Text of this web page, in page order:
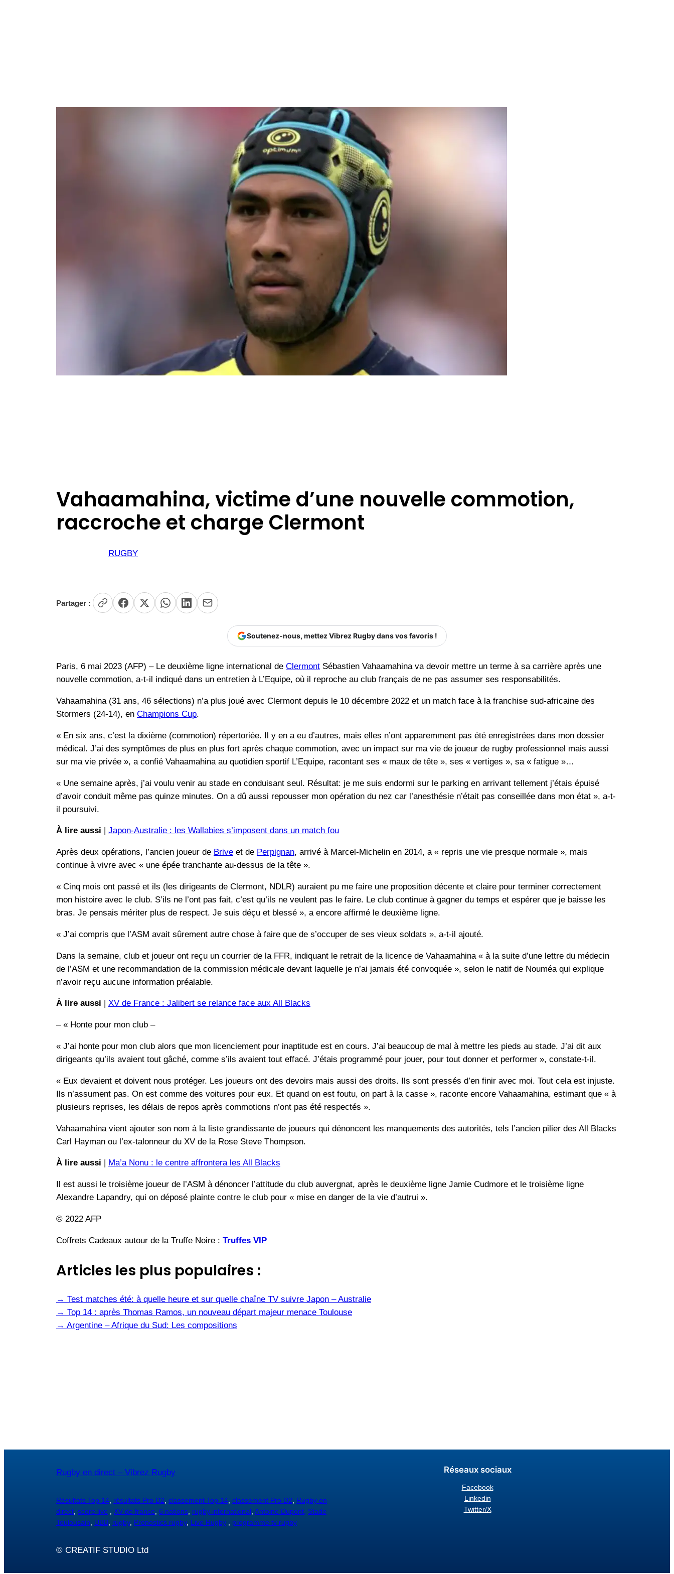
Vahaamahina, victime d’une nouvelle commotion,
raccroche et charge Clermont
RUGBY
Partager :
Soutenez-nous, mettez Vibrez Rugby dans vos favoris !
Paris, 6 mai 2023 (AFP) – Le deuxième ligne international de Clermont Sébastien Vahaamahina va devoir mettre un terme à sa carrière après une
nouvelle commotion, a-t-il indiqué dans un entretien à L’Equipe, où il reproche au club français de ne pas assumer ses responsabilités.
Vahaamahina (31 ans, 46 sélections) n’a plus joué avec Clermont depuis le 10 décembre 2022 et un match face à la franchise sud-africaine des
Stormers (24-14), en Champions Cup.
« En six ans, c’est la dixième (commotion) répertoriée. Il y en a eu d’autres, mais elles n’ont apparemment pas été enregistrées dans mon dossier
médical. J’ai des symptômes de plus en plus fort après chaque commotion, avec un impact sur ma vie de joueur de rugby professionnel mais aussi
sur ma vie privée », a confié Vahaamahina au quotidien sportif L’Equipe, racontant ses « maux de tête », ses « vertiges », sa « fatigue »…
« Une semaine après, j’ai voulu venir au stade en conduisant seul. Résultat: je me suis endormi sur le parking en arrivant tellement j’étais épuisé
d’avoir conduit même pas quinze minutes. On a dû aussi repousser mon opération du nez car l’anesthésie n’était pas conseillée dans mon état », a-t-
il poursuivi.
À lire aussi Japon-Australie : les Wallabies s’imposent dans un match fou
Après deux opérations, l’ancien joueur de Brive et de Perpignan, arrivé à Marcel-Michelin en 2014, a « repris une vie presque normale », mais
continue à vivre avec « une épée tranchante au-dessus de la tête ».
« Cinq mois ont passé et ils (les dirigeants de Clermont, NDLR) auraient pu me faire une proposition décente et claire pour terminer correctement
mon histoire avec le club. S’ils ne l’ont pas fait, c’est qu’ils ne veulent pas le faire. Le club continue à gagner du temps et espérer que je baisse les
bras. Je pensais mériter plus de respect. Je suis déçu et blessé », a encore affirmé le deuxième ligne.
« J’ai compris que l’ASM avait sûrement autre chose à faire que de s’occuper de ses vieux soldats », a-t-il ajouté.
Dans la semaine, club et joueur ont reçu un courrier de la FFR, indiquant le retrait de la licence de Vahaamahina « à la suite d’une lettre du médecin
de l’ASM et une recommandation de la commission médicale devant laquelle je n’ai jamais été convoquée », selon le natif de Nouméa qui explique
n’avoir reçu aucune information préalable.
À lire aussi XV de France : Jalibert se relance face aux All Blacks
– « Honte pour mon club –
« J’ai honte pour mon club alors que mon licenciement pour inaptitude est en cours. J’ai beaucoup de mal à mettre les pieds au stade. J’ai dit aux
dirigeants qu’ils avaient tout gâché, comme s’ils avaient tout effacé. J’étais programmé pour jouer, pour tout donner et performer », constate-t-il.
« Eux devaient et doivent nous protéger. Les joueurs ont des devoirs mais aussi des droits. Ils sont pressés d’en finir avec moi. Tout cela est injuste.
Ils n’assument pas. On est comme des voitures pour eux. Et quand on est foutu, on part à la casse », raconte encore Vahaamahina, estimant que « à
plusieurs reprises, les délais de repos après commotions n’ont pas été respectés ».
Vahaamahina vient ajouter son nom à la liste grandissante de joueurs qui dénoncent les manquements des autorités, tels l’ancien pilier des All Blacks
Carl Hayman ou l’ex-talonneur du XV de la Rose Steve Thompson.
À lire aussi Ma’a Nonu : le centre affrontera les All Blacks
Il est aussi le troisième joueur de l’ASM à dénoncer l’attitude du club auvergnat, après le deuxième ligne Jamie Cudmore et le troisième ligne
Alexandre Lapandry, qui on déposé plainte contre le club pour « mise en danger de la vie d’autrui ».
© 2022 AFP
Coffrets Cadeaux autour de la Truffe Noire : Truffes VIP
Articles les plus populaires :
→ Test matches été: à quelle heure et sur quelle chaîne TV suivre Japon – Australie
→ Top 14 : après Thomas Ramos, un nouveau départ majeur menace Toulouse
→ Argentine – Afrique du Sud: Les compositions
Rugby en direct – Vibrez Rugby
Résultats Top 14, résultats Pro D2, classement Top 14, classement Pro D2, Rugby en
direct, score live , XV de france, 6 nations, rugby international, Antoine Dupont, Stade
Toulousain, UBB, rugby, Pronostics rugby, Live Rugby , programme tv rugby
© CREATIF STUDIO Ltd
Réseaux sociaux
Facebook
Linkedin
Twitter/X